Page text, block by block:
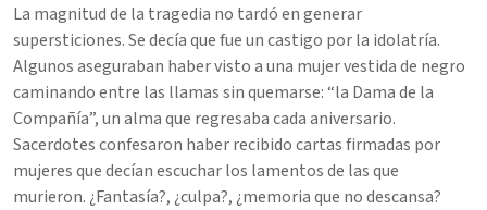
La magnitud de la tragedia no tardó en generar
supersticiones. Se decía que fue un castigo por la idolatría.
Algunos aseguraban haber visto a una mujer vestida de negro
caminando entre las llamas sin quemarse: “la Dama de la
Compañía”, un alma que regresaba cada aniversario.
Sacerdotes confesaron haber recibido cartas firmadas por
mujeres que decían escuchar los lamentos de las que
murieron. ¿Fantasía?, ¿culpa?, ¿memoria que no descansa?